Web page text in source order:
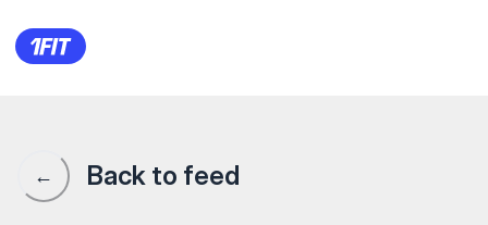
YA.FITNESS ASTANA — Yoga
← Back to feed